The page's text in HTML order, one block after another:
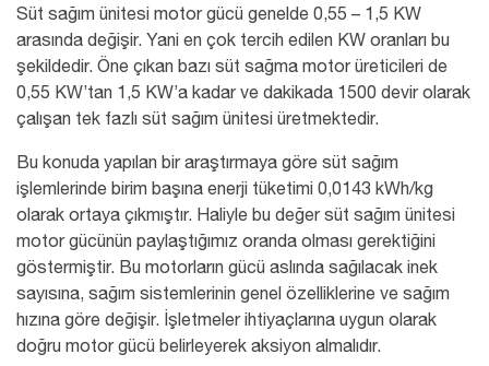
Süt sağım ünitesi motor gücü genelde 0,55 – 1,5 KW
arasında değişir. Yani en çok tercih edilen KW oranları bu
şekildedir. Öne çıkan bazı süt sağma motor üreticileri de
0,55 KW’tan 1,5 KW’a kadar ve dakikada 1500 devir olarak
çalışan tek fazlı süt sağım ünitesi üretmektedir.
Bu konuda yapılan bir araştırmaya göre süt sağım
işlemlerinde birim başına enerji tüketimi 0,0143 kWh/kg
olarak ortaya çıkmıştır. Haliyle bu değer süt sağım ünitesi
motor gücünün paylaştığımız oranda olması gerektiğini
göstermiştir. Bu motorların gücü aslında sağılacak inek
sayısına, sağım sistemlerinin genel özelliklerine ve sağım
hızına göre değişir. İşletmeler ihtiyaçlarına uygun olarak
doğru motor gücü belirleyerek aksiyon almalıdır.